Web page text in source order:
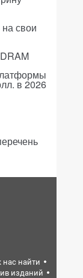
свои
в 2026
нас найти
изданий